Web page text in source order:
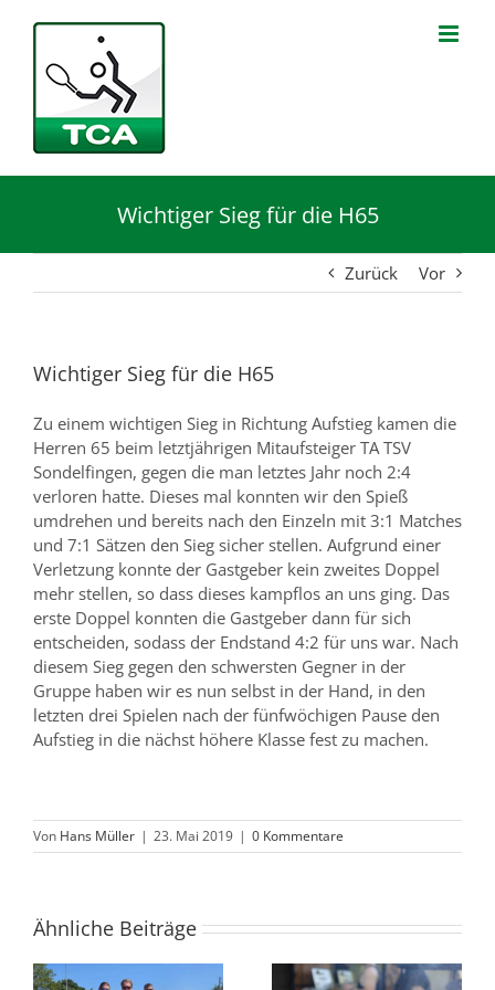
springen
Wichtiger Sieg für die H65
Zurück Vor
Wichtiger Sieg für die H65
Zu einem wichtigen Sieg in Richtung Aufstieg kamen die
Herren 65 beim letztjährigen Mitaufsteiger TA TSV
Sondelfingen, gegen die man letztes Jahr noch 2:4
verloren hatte. Dieses mal konnten wir den Spieß
umdrehen und bereits nach den Einzeln mit 3:1 Matches
und 7:1 Sätzen den Sieg sicher stellen. Aufgrund einer
Verletzung konnte der Gastgeber kein zweites Doppel
mehr stellen, so dass dieses kampflos an uns ging. Das
erste Doppel konnten die Gastgeber dann für sich
entscheiden, sodass der Endstand 4:2 für uns war. Nach
diesem Sieg gegen den schwersten Gegner in der
Gruppe haben wir es nun selbst in der Hand, in den
letzten drei Spielen nach der fünfwöchigen Pause den
Aufstieg in die nächst höhere Klasse fest zu machen.
Von Hans Müller | 23. Mai 2019 | 0 Kommentare
Ähnliche Beiträge